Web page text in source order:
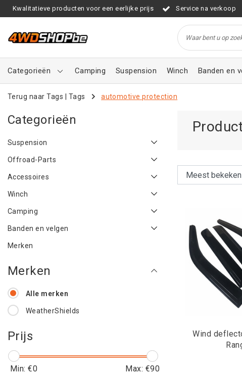
Kwalitatieve producten voor een eerlijke prijs Service na verkoop
Categorieën Camping Suspension Winch Banden en
Terug naar Tags Tags automotive protection
Categorieën
Suspension
Offroad-Parts
Accessoires
Winch
Camping
Banden en velgen
Merken
Merken
Alle merken
WeatherShields
Prijs
Min: €0 Max: €90
Wind